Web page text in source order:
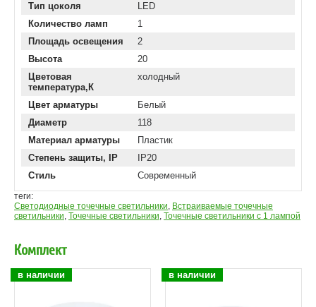
Тип цоколя
LED
Количество ламп
1
Площадь освещения
2
Высота
20
Цветовая
температура,К
холодный
Цвет арматуры
Белый
Диаметр
118
Материал арматуры
Пластик
Степень защиты, IP
IP20
Стиль
Современный
теги:
Светодиодные точечные светильники, Встраиваемые точечные
светильники, Точечные светильники, Точечные светильники с 1 лампой
Комплект
в наличии в наличии